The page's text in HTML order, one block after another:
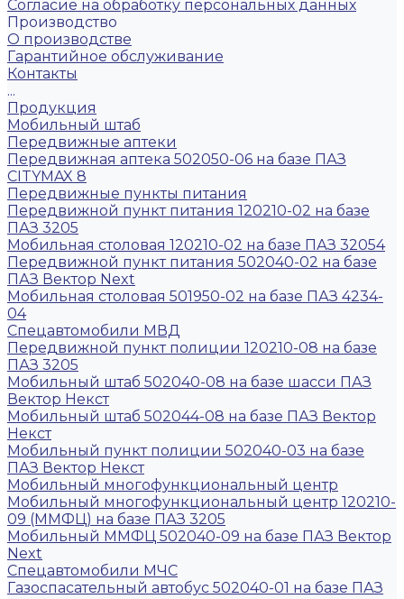
Согласие на обработку персональных данных
Производство
О производстве
Гарантийное обслуживание
Контакты
...
Продукция
Мобильный штаб
Передвижные аптеки
Передвижная аптека 502050-06 на базе ПАЗ
CITYMAX 8
Передвижные пункты питания
Передвижной пункт питания 120210-02 на базе
ПАЗ 3205
Мобильная столовая 120210-02 на базе ПАЗ 32054
Передвижной пункт питания 502040-02 на базе
ПАЗ Вектор Next
Мобильная столовая 501950-02 на базе ПАЗ 4234-
04
Спецавтомобили МВД
Передвижной пункт полиции 120210-08 на базе
ПАЗ 3205
Мобильный штаб 502040-08 на базе шасси ПАЗ
Вектор Некст
Мобильный штаб 502044-08 на базе ПАЗ Вектор
Некст
Мобильный пункт полиции 502040-03 на базе
ПАЗ Вектор Некст
Мобильный многофункциональный центр
Мобильный многофункциональный центр 120210-
09 (ММФЦ) на базе ПАЗ 3205
Мобильный ММФЦ 502040-09 на базе ПАЗ Вектор
Next
Спецавтомобили МЧС
Газоспасательный автобус 502040-01 на базе ПАЗ